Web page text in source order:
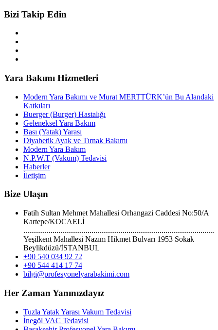
Bizi Takip Edin
Yara Bakımı Hizmetleri
Modern Yara Bakımı ve Murat MERTTÜRK’ün Bu Alandaki
Katkıları
Buerger (Burger) Hastalığı
Geleneksel Yara Bakım
Bası (Yatak) Yarası
Diyabetik Ayak ve Tırnak Bakımı
Modern Yara Bakım
N.P.W.T (Vakum) Tedavisi
Haberler
İletişim
Bize Ulaşın
Fatih Sultan Mehmet Mahallesi Orhangazi Caddesi No:50/A
Kartepe/KOCAELİ
..................................................................................................
Yeşilkent Mahallesi Nazım Hikmet Bulvarı 1953 Sokak
Beylikdüzü/İSTANBUL
+90 540 034 92 72
+90 544 414 17 74
bilgi@profesyonelyarabakimi.com
Her Zaman Yanınızdayız
Tuzla Yatak Yarası Vakum Tedavisi
İnegöl VAC Tedavisi